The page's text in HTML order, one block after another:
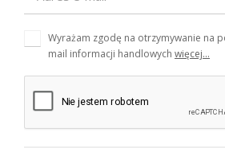
Wyrażam zgodę na otrzymywanie na
mail informacji handlowych więcej...